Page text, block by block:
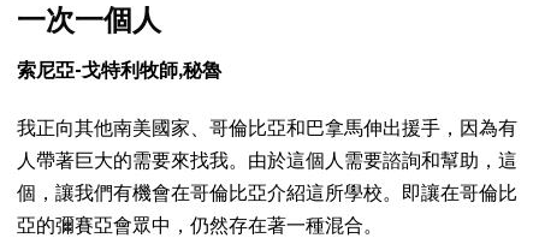
一次一個人
索尼亞-戈特利牧師,秘魯
我正向其他南美國家、哥倫比亞和巴拿馬伸出援手，因為有
人帶著巨大的需要來找我。由於這個人需要諮詢和幫助，這
個，讓我們有機會在哥倫比亞介紹這所學校。即讓在哥倫比
亞的彌賽亞會眾中，仍然存在著一種混合。